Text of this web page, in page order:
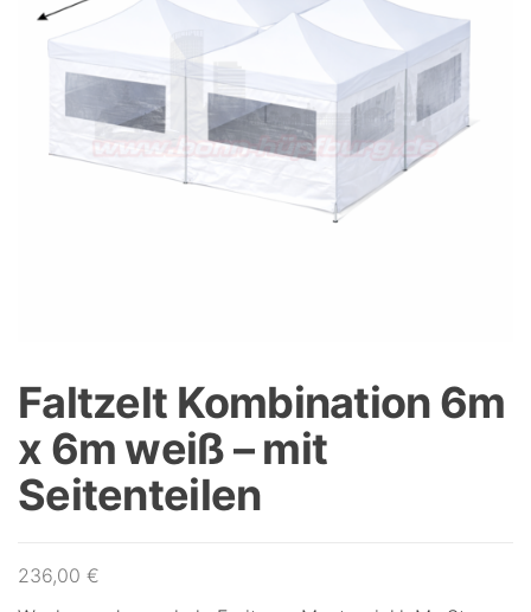
Faltzelt Kombination 6m
x 6m weiß – mit
Seitenteilen
236,00 €